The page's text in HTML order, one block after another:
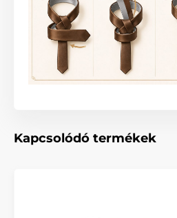
Kapcsolódó termékek